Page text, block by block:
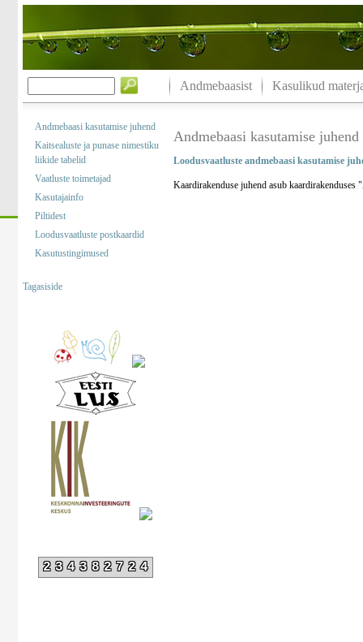
Andmebaasist Kasulikud
Andmebaasi kasutamise juhend
Kaitsealuste ja punase nimestiku
liikide tabelid
Vaatluste toimetajad
Kasutajainfo
Piltidest
Loodusvaatluste postkaardid
Kasutustingimused
Tagasiside
234382724
Andmebaasi kasutamise juhend
Loodusvaatluste andmebaasi kasutamise
Kaardirakenduse juhend asub kaardirakenduses